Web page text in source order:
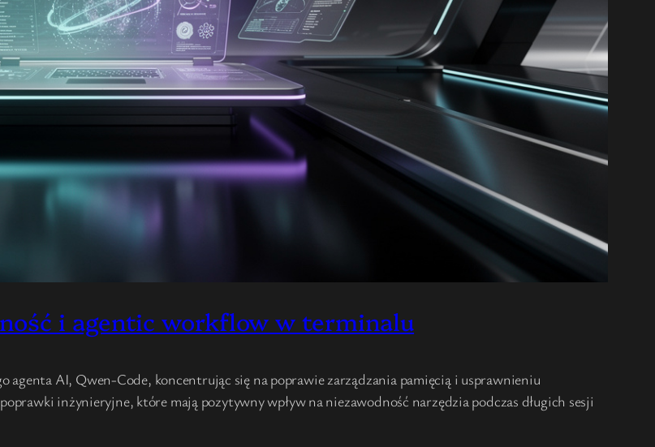
i agentic workflow w terminalu
agenta AI, Qwen-Code, koncentrując się na poprawie zarządzania pamięcią i usprawnieniu
inżynieryjne, które mają pozytywny wpływ na niezawodność narzędzia podczas długich sesji